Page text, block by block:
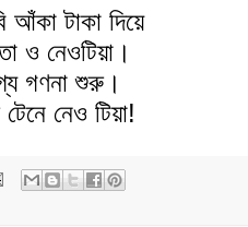
আঁকা টাকা দিয়ে
ও নেওটিয়া।
গণনা শুরু।
নেও টিয়া!